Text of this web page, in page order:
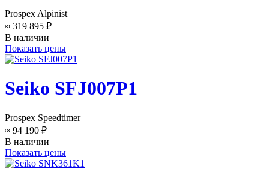
Prospex Alpinist
≈ 319 895 ₽
В наличии
Показать цены
Seiko SFJ007P1
Prospex Speedtimer
≈ 94 190 ₽
В наличии
Показать цены